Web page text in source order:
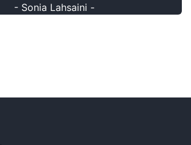
- Sonia Lahsaini -